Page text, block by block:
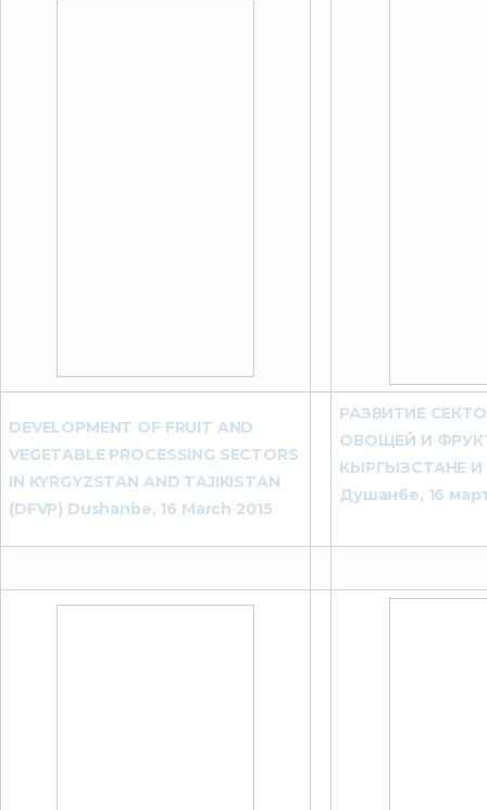
DEVELOPMENT OF FRUIT AND
VEGETABLE PROCESSING SECTORS
IN KYRGYZSTAN AND TAJIKISTAN
(DFVP) Dushanbe, 16 March 2015
РАЗВИТИЕ
ОВОЩЕЙ И
КЫРГЫЗСТАНЕ
Душанбе, 16